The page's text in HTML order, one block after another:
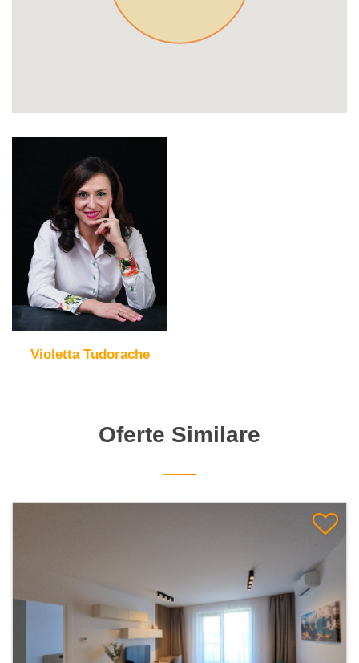
Violetta Tudorache
Oferte Similare